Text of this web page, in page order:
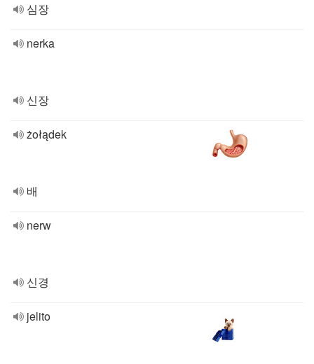
심장
nerka
신장
żołądek
배
nerw
신경
jelito